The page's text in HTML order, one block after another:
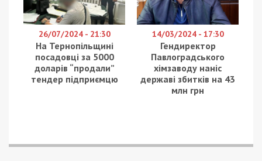
26/07/2024 - 21:30
На Тернопільщині
посадовці за 5000
доларів “продали”
тендер підприємцю
14/03/2024 - 17:30
Гендиректор
Павлоградського
хімзаводу наніс
державі збитків на 43
млн грн